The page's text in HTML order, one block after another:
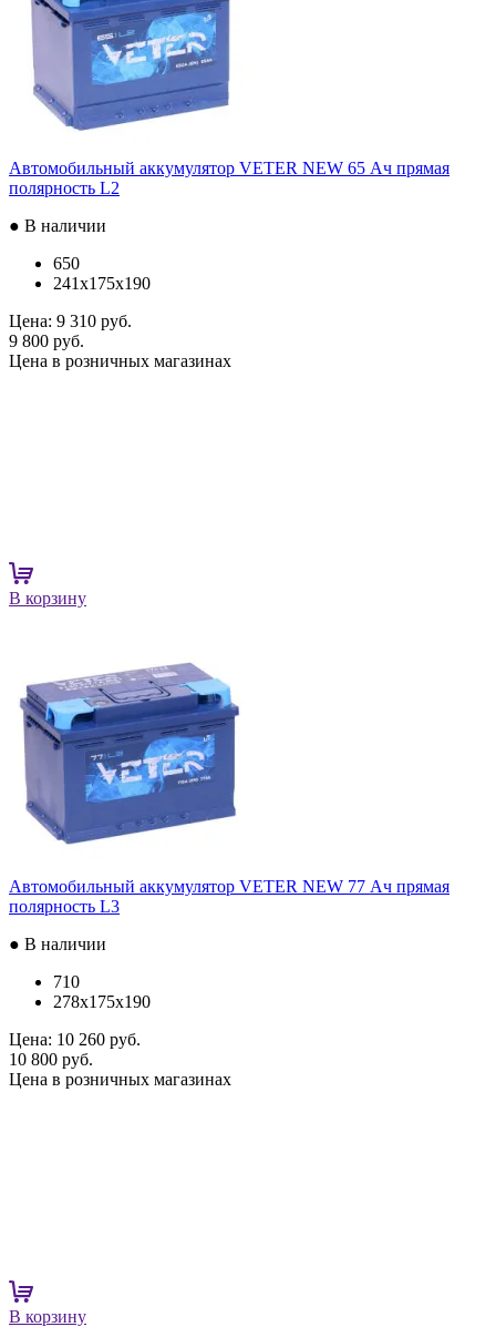
Автомобильный аккумулятор VETER NEW 65 Ач прямая
полярность L2
● В наличии
650
241x175x190
Цена: 9 310 руб.
9 800 руб.
Цена в розничных магазинах
В корзину
Автомобильный аккумулятор VETER NEW 77 Ач прямая
полярность L3
● В наличии
710
278x175x190
Цена: 10 260 руб.
10 800 руб.
Цена в розничных магазинах
В корзину